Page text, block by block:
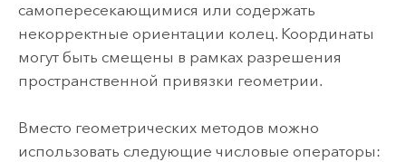
самопересекающимися или содержать
некорректные ориентации колец. Координаты
могут быть смещены в рамках разрешения
пространственной привязки геометрии.
Вместо геометрических методов можно
использовать следующие числовые операторы: